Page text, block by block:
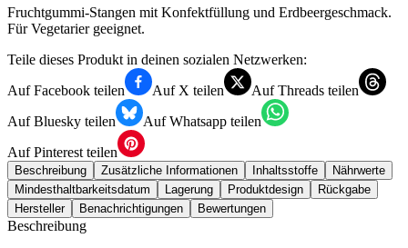
Fruchtgummi-Stangen mit Konfektfüllung und Erdbeergeschmack.
Für Vegetarier geeignet.
Teile dieses Produkt in deinen sozialen Netzwerken:
Auf Facebook teilen
Auf X teilen
Auf Threads teilen
Auf Bluesky teilen
Auf Whatsapp teilen
Auf Pinterest teilen
Beschreibung Zusätzliche Informationen Inhaltsstoffe
Nährwerte
Mindesthaltbarkeitsdatum
Lagerung Produktdesign
Rückgabe
Hersteller
Benachrichtigungen Bewertungen
Beschreibung